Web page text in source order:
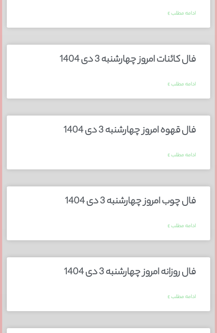
ادامه مطلب »
فال کائنات امروز چهارشنبه 3 دی 1404
ادامه مطلب »
فال قهوه امروز چهارشنبه 3 دی 1404
ادامه مطلب »
فال چوب امروز چهارشنبه 3 دی 1404
ادامه مطلب »
فال روزانه امروز چهارشنبه 3 دی 1404
ادامه مطلب »